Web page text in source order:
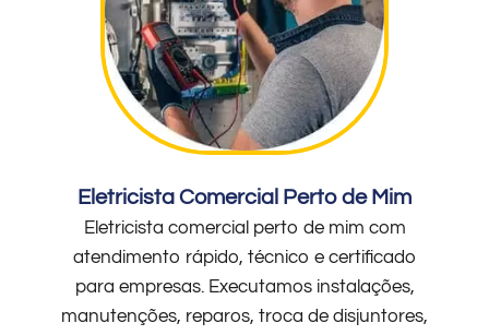
Eletricista Comercial Perto de Mim
Eletricista comercial perto de mim com
atendimento rápido, técnico e certificado
para empresas. Executamos instalações,
manutenções, reparos, troca de disjuntores,